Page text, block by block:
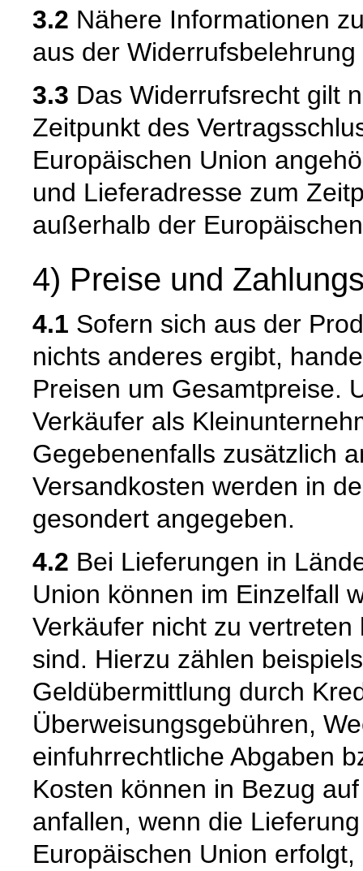
3.2 Nähere Informationen
aus der
3.3 Das Widerrufsrecht gilt
Zeitpunkt des
Europäischen Union
und Lieferadresse zum
außerhalb der
4) Preise und
4.1 Sofern sich aus der
nichts anderes ergibt,
Preisen um Gesamtpreise.
Verkäufer als
Gegebenenfalls zusätzlich
Versandkosten werden in
gesondert angegeben.
4.2 Bei Lieferungen in
Union können im Einzelfall
Verkäufer nicht zu
sind. Hierzu zählen
Geldübermittlung durch
Überweisungsgebühren,
einfuhrrechtliche Abgaben
Kosten können in Bezug
anfallen, wenn die
Europäischen Union